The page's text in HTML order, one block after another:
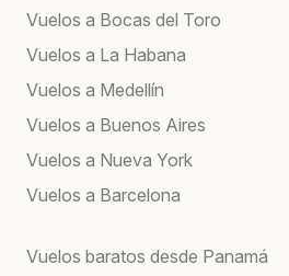
Vuelos a Bocas del Toro
Vuelos a La Habana
Vuelos a Medellín
Vuelos a Buenos Aires
Vuelos a Nueva York
Vuelos a Barcelona
Vuelos baratos desde Panamá